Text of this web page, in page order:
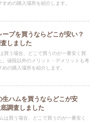
めの購入場所を紹介します。
プを買うならどこが安い？
しました
買う場合、どこで買うのが一番安く買
。値段以外のメリット・デメリットも考
の購入場所を紹介します。
生ハムを買うならどこが安
調査しました
は買う場合、どこで買うのが一番安く